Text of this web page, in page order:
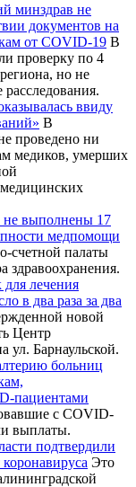
минздрав не
документов на
от COVID-19 В
проверку по 4
но не
ввиду
В
проведено ни
медиков, умерших
выполнены 17
медпомощи
счетной палаты
здравоохранения.
для лечения
в два раза за два
новой
Центр
ул. Барнаульской.
больниц
пациентами
с СOVID-
выплаты.
подтвердили
Это